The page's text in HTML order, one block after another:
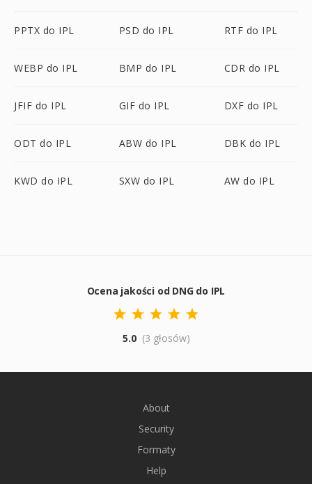
PPTX do IPL PSD do IPL RTF do IPL
WEBP do IPL BMP do IPL CDR do IPL
JFIF do IPL GIF do IPL DXF do IPL
ODT do IPL ABW do IPL DBK do IPL
KWD do IPL SXW do IPL AW do IPL
Ocena jakości od DNG do IPL
5.0 (3 głosów)
About
Security
Formaty
Help